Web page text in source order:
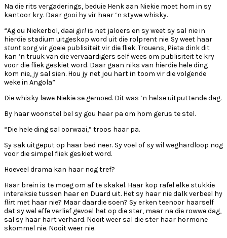
Na die rits vergaderings, beduie Henk aan Niekie moet hom in sy
kantoor kry. Daar gooi hy vir haar ‘n stywe whisky.
“Ag ou Niekerbol, daai girlis net jaloers en sy weet sy sal nie in
hierdie stadium uitgeskop word uit die rolprent nie. Sy weet haar
stunt sorg vir goeie publisiteit vir die fliek. Trouens, Pieta dink dit
kan ‘n truuk van die vervaardigers self wees om publisiteit te kry
voor die fliek geskiet word. Daar gaan niks van hierdie hele ding
kom nie, jy sal sien. Hou jy net jou hart in toom vir die volgende
weke in Angola”
Die whisky lawe Niekie se gemoed. Dit was ‘n helse uitputtende dag.
By haar woonstel bel sy gou haar pa om hom gerus te stel.
“Die hele ding sal oorwaai,” troos haar pa.
Sy sak uitgeput op haar bed neer. Sy voel of sy wil weghardloop nog
voor die simpel fliek geskiet word.
Hoeveel drama kan haar nog tref?
Haar brein is te moeg om af te skakel. Haar kop rafel elke stukkie
interaksie tussen haar en Duard uit. Het sy haar nie dalk verbeel hy
flirt met haar nie? Maar daardie soen? Sy erken teenoor haarself
dat sy wel effe verlief gevoel het op die ster, maar na die rowwe dag,
sal sy haar hart verhard. Nooit weer sal die ster haar hormone
skommel nie. Nooit weer nie.